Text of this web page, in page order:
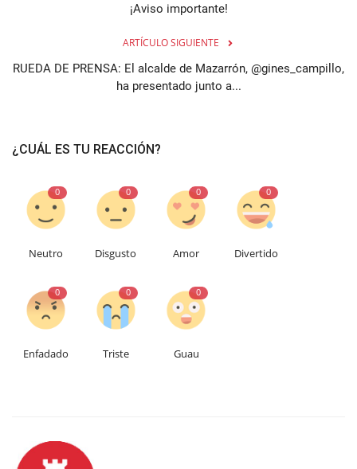
¡Aviso importante!
ARTÍCULO SIGUIENTE
RUEDA DE PRENSA: El alcalde de Mazarrón, @gines_campillo,
ha presentado junto a...
¿CUÁL ES TU REACCIÓN?
0
Neutro
0
Disgusto
0
Amor
0
Divertido
0
Enfadado
0
Triste
0
Guau